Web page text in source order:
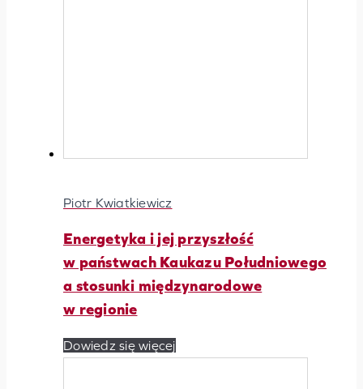
Piotr Kwiatkiewicz
Energetyka i jej przyszłość
w państwach Kaukazu Południowego
a stosunki międzynarodowe
w regionie
Dowiedz się więcej